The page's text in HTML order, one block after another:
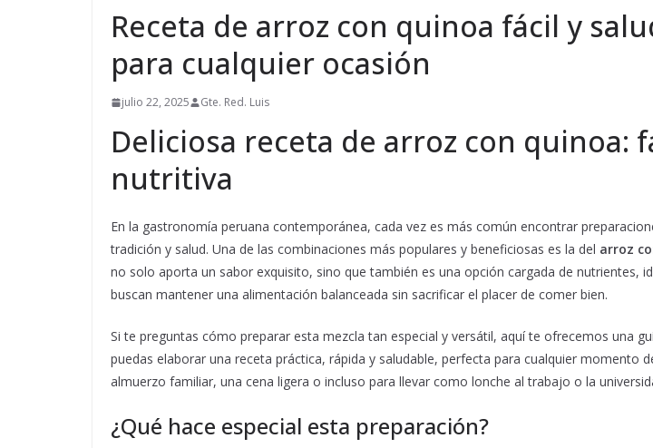
Receta de arroz con quinoa fácil y
para cualquier ocasión
julio 22, 2025 Gte. Red. Luis
Deliciosa receta de arroz con quinoa:
nutritiva
En la gastronomía peruana contemporánea, cada vez es más común encontrar
tradición y salud. Una de las combinaciones más populares y beneficiosas es la del arroz
no solo aporta un sabor exquisito, sino que también es una opción cargada de nutrientes,
buscan mantener una alimentación balanceada sin sacrificar el placer de comer bien.
Si te preguntas cómo preparar esta mezcla tan especial y versátil, aquí te ofrecemos una
puedas elaborar una receta práctica, rápida y saludable, perfecta para cualquier momento
almuerzo familiar, una cena ligera o incluso para llevar como lonche al trabajo o la
¿Qué hace especial esta preparación?